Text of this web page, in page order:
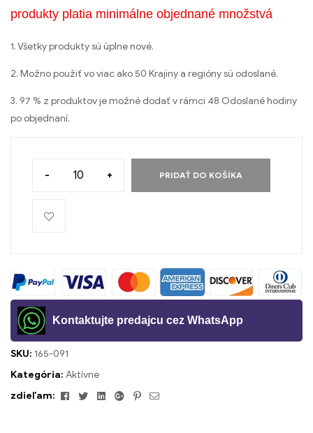
produkty platia minimálne objednané množstvá
1. Všetky produkty sú úplne nové.
2. Možno použiť vo viac ako 50 Krajiny a regióny sú odoslané.
3. 97 % z produktov je možné dodať v rámci 48 Odoslané hodiny
po objednaní.
- + PRIDAŤ DO KOŠÍKA
Kontaktujte predajcu cez WhatsApp
SKU: 165-091
Kategória: Aktívne
zdieľam:
FacebookTwitterLinkedinGoogle+Pinterest
Email